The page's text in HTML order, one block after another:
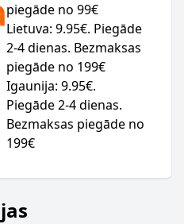
piegāde no 99€
Lietuva: 9.95€. Piegāde
2-4 dienas. Bezmaksas
piegāde no 199€
Igaunija: 9.95€.
Piegāde 2-4 dienas.
Bezmaksas piegāde no
199€